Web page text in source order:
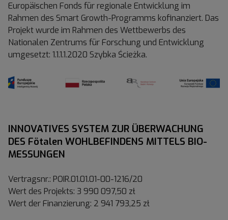
Europäischen Fonds für regionale Entwicklung im
Rahmen des Smart Growth-Programms kofinanziert. Das
Projekt wurde im Rahmen des Wettbewerbs des
Nationalen Zentrums für Forschung und Entwicklung
umgesetzt: 1.1.1.1.2020 Szybka Ścieżka.
INNOVATIVES SYSTEM ZUR ÜBERWACHUNG
DES Fötalen WOHLBEFINDENS MITTELS BIO-
MESSUNGEN
Vertragsnr.: POIR.01.01.01-00-1216/20
Wert des Projekts: 3 990 097,50 zł
Wert der Finanzierung: 2 941 793,25 zł